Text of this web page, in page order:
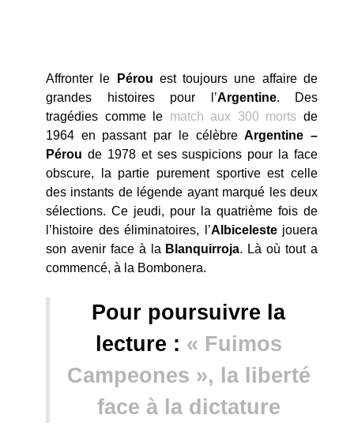
Affronter le Pérou est toujours une affaire de
grandes histoires pour l’Argentine. Des
tragédies comme le match aux 300 morts de
1964 en passant par le célèbreArgentine –
Pérou de 1978 et ses suspicions pour la face
obscure, la partie purement sportive est celle
des instants de légende ayant marqué les deux
sélections. Ce jeudi, pour la quatrième fois de
l’histoire des éliminatoires, l’Albicelestejouera
son avenir face à la Blanquirroja. Là où tout a
commencé, à la Bombonera.
Pour poursuivre la
lecture : « Fuimos
Campeones », la liberté
face à la dictature